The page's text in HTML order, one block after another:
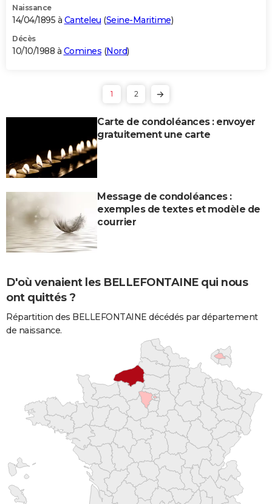
Naissance
14/04/1895 à Canteleu (Seine-Maritime)
Décès
10/10/1988 à Comines (Nord)
1 2
Carte de condoléances : envoyer
gratuitement une carte
Message de condoléances :
exemples de textes et modèle de
courrier
D'où venaient les BELLEFONTAINE qui nous
ont quittés ?
Répartition des BELLEFONTAINE décédés par département
de naissance.